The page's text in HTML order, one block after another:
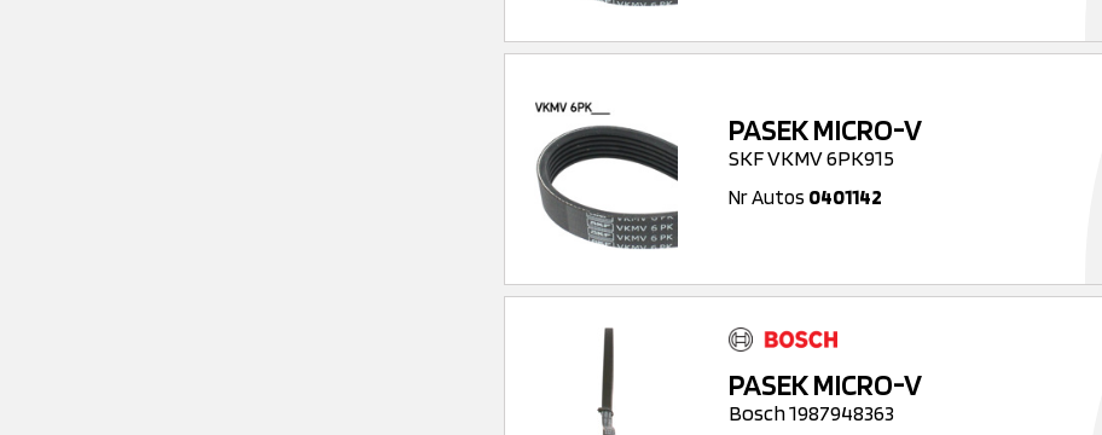
PASEK MICRO-V
SKF VKMV 6PK915
Nr Autos 0401142
PASEK MICRO-V
Bosch 1987948363